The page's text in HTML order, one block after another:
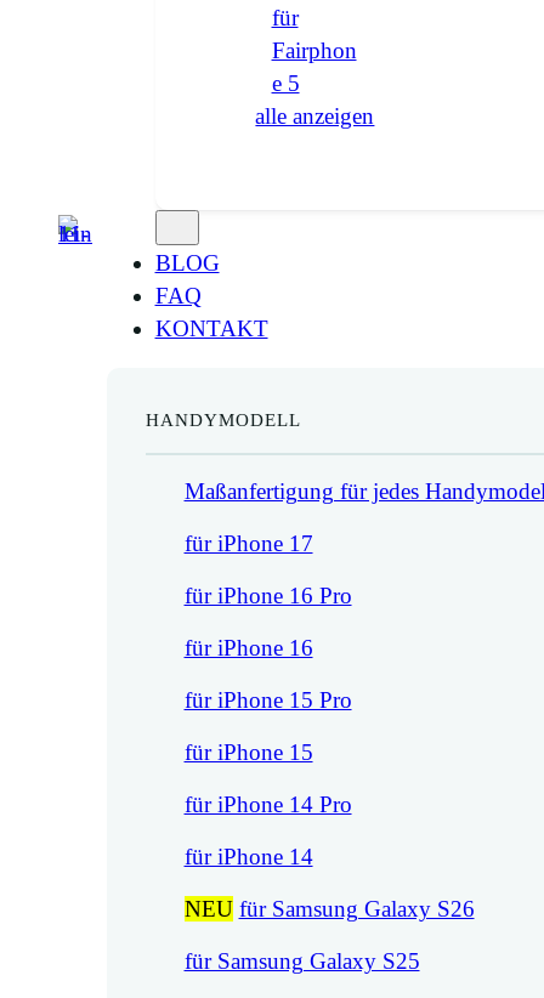
für
Fairphon
e 5
alle anzeigen
BLOG
FAQ
KONTAKT
HANDYMODELL
Maßanfertigung für jedes
für iPhone 17
für iPhone 16 Pro
für iPhone 16
für iPhone 15 Pro
für iPhone 15
für iPhone 14 Pro
für iPhone 14
NEU für Samsung Galaxy S26
für Samsung Galaxy S25